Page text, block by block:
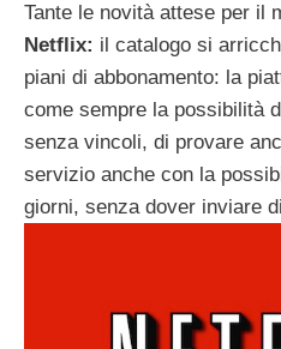
Tante le novità attese per il
Netflix: il catalogo si
piani di abbonamento: la
come sempre la possibilità
senza vincoli, di provare
servizio anche con la
giorni, senza dover inviare